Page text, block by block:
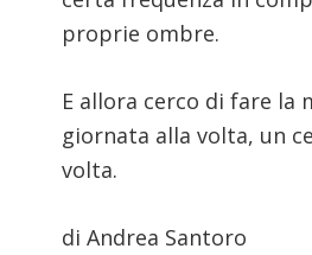
proprie ombre.
E allora cerco di fare la
giornata alla volta, un
volta.
di Andrea Santoro